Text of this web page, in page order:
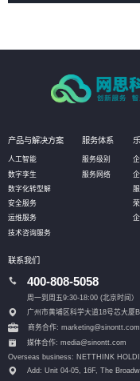
产品与解决方案
人工智能
数字孪生
数字化转型解
安全服务
运维服务
技术咨询服务
服务体系
服务级别
服务网络
联系我们
400-808-5058
周一到周五9:30-18:00 (北京时间）
广州市黄埔区科学大道18号芯大厦
商务合作: marketing@sinontt.com
媒体合作: media@sinontt.com
Overseas business: NETTHINK
Add: Unit 04-05, 16F, The